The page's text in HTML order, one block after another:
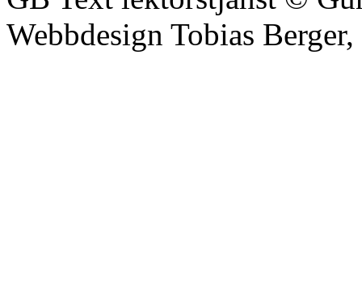
Webbdesign Tobias